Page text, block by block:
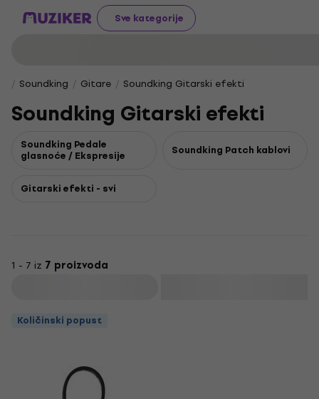
Sve kategorije
Soundking Gitare Soundking Gitarski efekti
Soundking Gitarski efekti
Soundking Pedale
glasnoće / Ekspresije Soundking Patch kablovi
Gitarski efekti - svi
1 - 7 iz 7 proizvoda
Količinski popust